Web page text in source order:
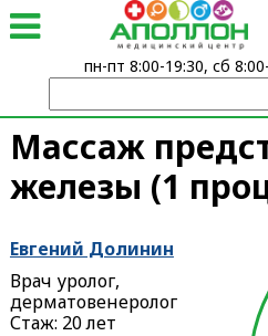
Массаж
железы (1
Евгений Долинин
Врач уролог,
дерматовенеролог
Стаж: 20 лет
пн-пт 8:00-19:30, сб